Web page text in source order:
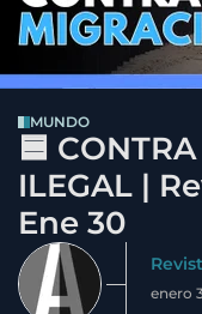
MUNDO
🟦
ILEGAL |
Ene 30
enero